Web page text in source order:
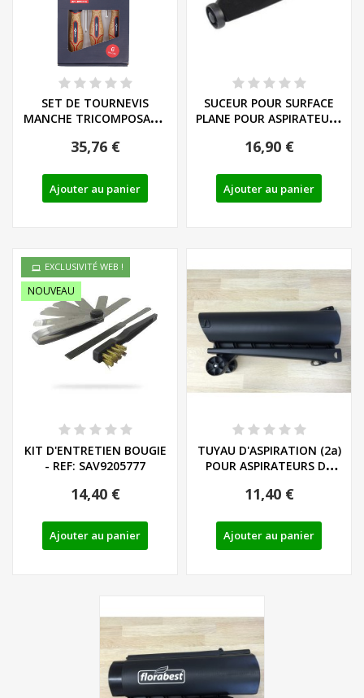
SET DE TOURNEVIS
MANCHE TRICOMPOSANT
35,76 €
Ajouter au panier
SUCEUR POUR SURFACE
PLANE POUR ASPIRATEURS
16,90 €
Ajouter au panier
EXCLUSIVITÉ WEB !
NOUVEAU
KIT D'ENTRETIEN BOUGIE
- REF: SAV9205777
14,40 €
Ajouter au panier
TUYAU D'ASPIRATION (2a)
POUR ASPIRATEURS DE
11,40 €
Ajouter au panier